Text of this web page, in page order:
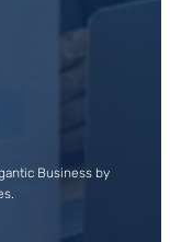
Business by